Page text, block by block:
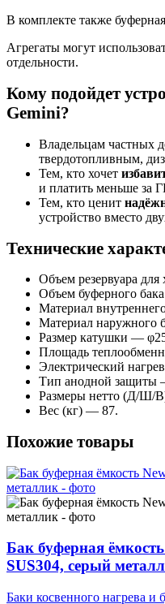
В комплекте также
Агрегаты могут
отдельности.
Кому подойдет
Gemini?
Владельцам частных
твердотопливным,
Тем, кто хочет
и платить меньше за
Тем, кто ценит
устройство вместо
Технические
Объем резервуара
Объем буферного
Материал
Материал наружного
Размер катушки —
Площадь
Электрический
Тип анодной защиты
Размеры нетто (Д/Ш/
Вес (кг) — 87.
Похожие товары
Бак буферная
SUS304, серый
Баки косвенного нагрева и